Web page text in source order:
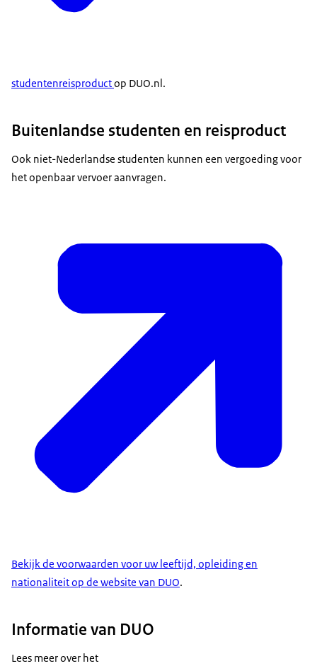
studentenreisproductop DUO.nl.
Buitenlandse studenten en reisproduct
Ook niet-Nederlandse studenten kunnen een vergoeding voor
het openbaar vervoer aanvragen.
Bekijk de voorwaarden voor uw leeftijd, opleiding en
nationaliteit op de website van DUO.
Informatie van DUO
Lees meer over het